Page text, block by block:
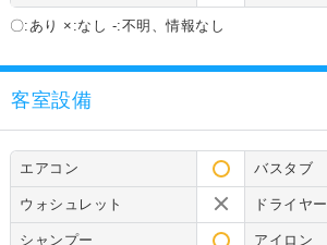
〇:あり ×:なし -:不明、情報なし
客室設備
エアコン バスタブ
ウォシュレット ドライヤー
シャンプー アイロン